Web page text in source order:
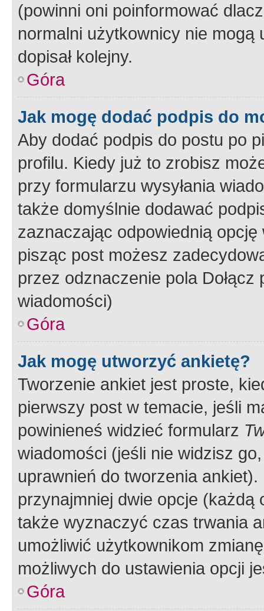
(powinni oni poinformować
normalni użytkownicy nie
dopisał kolejny.
Góra
Jak mogę dodać podpis do
Aby dodać podpis do postu po
profilu. Kiedy już to zrobisz
przy formularzu wysyłania
także domyślnie dodawać
zaznaczając odpowiednią
pisząc post możesz
przez odznaczenie pola
wiadomości)
Góra
Jak mogę utworzyć ankietę?
Tworzenie ankiet jest proste,
pierwszy post w temacie, jeśli
powinieneś widzieć formularz
wiadomości (jeśli nie widzisz
uprawnień do tworzenia
przynajmniej dwie opcje
także wyznaczyć czas trwania
umożliwić użytkownikom
możliwych do ustawienia opcji
Góra